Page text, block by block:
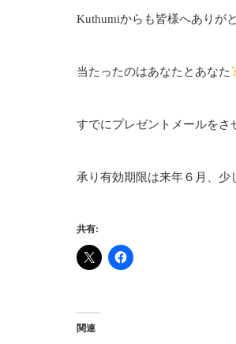
Kuthumiからも皆様へありが
当たったのはあなたとあなた
すでにプレゼントメールをさ
承り有効期限は来年６月、
共有:
関連